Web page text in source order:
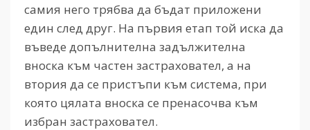
самия него трябва да бъдат приложени
един след друг. На първия етап той иска да
въведе допълнителна задължителна
вноска към частен застраховател, а на
втория да се пристъпи към система, при
която цялата вноска се пренасочва към
избран застраховател.